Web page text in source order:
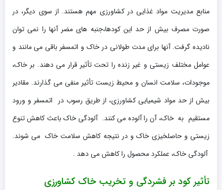
منابع مدیریت مواد غذایی در کشاورزی مهم هستند. از سوی دیگر، در
صورت مصرف بیش از حد این کودها،جنبه های مضر آنها را نمی توان
نادیده گرفت. آنها برای مدت طولانی در خاک و اتمسفر باقی می مانند و
عوامل مختلف زیستی و غیر زنده را تحت تأثیر قرار می دهند. بر خاک،
موجودات، سلامت انسان و محیط زیست تأثیر منفی می گذارند. مقادیر
بیش از حد مواد شیمیایی کشاورزی، از طریق رسوب در اتمسفر و ورود
مستقیم به خاک، آن را آلوده می کنند. آلودگی خاک باعث کاهش تنوع
زیستی و حاصلخیزی خاک و در نتیجه کاهش سلامت خاک می شوند.
آلودگی خاک، عملکرد محصول را کاهش می دهد .
تأثیر کود بر فشردگی و تخریب خاک کشاورزی